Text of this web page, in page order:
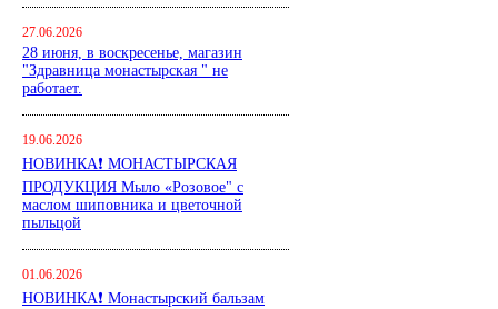
27.06.2026
28 июня, в воскресенье, магазин
"Здравница монастырская " не
работает.
19.06.2026
НОВИНКА❗ МОНАСТЫРСКАЯ
ПРОДУКЦИЯ Мыло «Розовое" с
маслом шиповника и цветочной
пыльцой
01.06.2026
НОВИНКА❗ Монастырский бальзам